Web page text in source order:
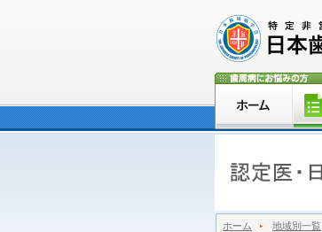
ホーム 地域別一覧